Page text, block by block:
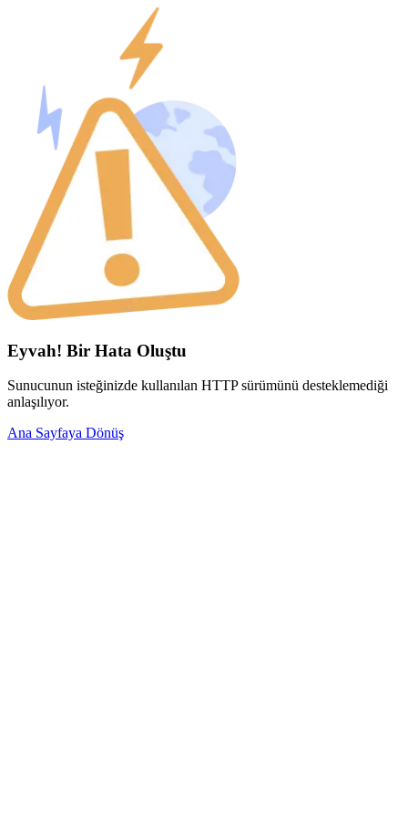
Eyvah! Bir Hata Oluştu
Sunucunun isteğinizde kullanılan HTTP sürümünü desteklemediği
anlaşılıyor.
Ana Sayfaya Dönüş